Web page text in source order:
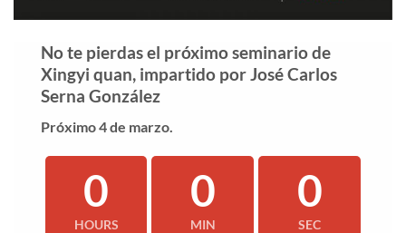
No te pierdas el próximo seminario de
Xingyi quan, impartido por José Carlos
Serna González
Próximo 4 de marzo.
0
HOURS
0
MIN
0
SEC